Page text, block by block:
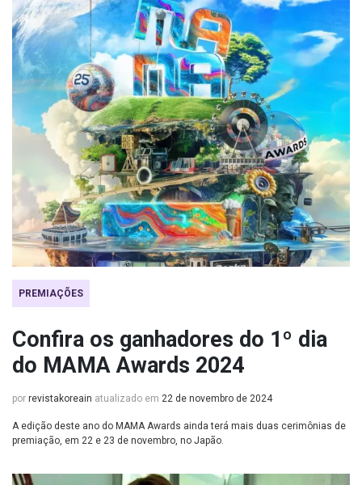
PREMIAÇÕES
Confira os ganhadores do 1º dia
do MAMA Awards 2024
por revistakoreain atualizado em 22 de novembro de 2024
A edição deste ano do MAMA Awards ainda terá mais duas cerimônias de
premiação, em 22 e 23 de novembro, no Japão.